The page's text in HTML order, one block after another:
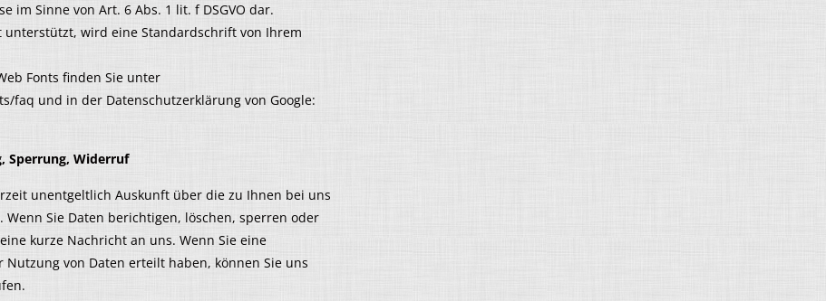
im Sinne von Art. 6 Abs. 1 lit. f DSGVO dar.
unterstützt, wird eine Standardschrift von Ihrem
Fonts finden Sie unter
faq und in der Datenschutzerklärung von Google:
Sperrung, Widerruf
unentgeltlich Auskunft über die zu Ihnen bei uns
Sie Daten berichtigen, löschen, sperren oder
kurze Nachricht an uns. Wenn Sie eine
von Daten erteilt haben, können Sie uns